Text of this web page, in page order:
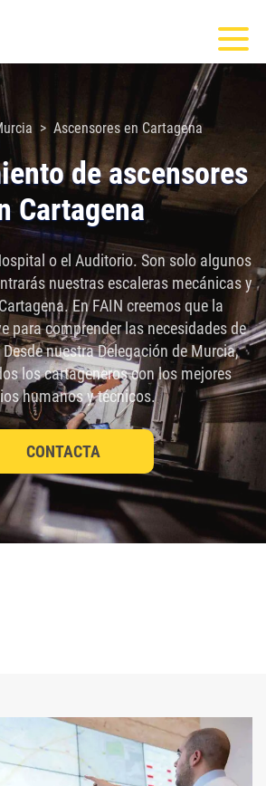
Ascensores en Cartagena
de ascensores
Cartagena
o el Auditorio. Son solo algunos
nuestras escaleras mecánicas y
En FAIN creemos que la
para comprender las necesidades de
nuestra Delegación de Murcia,
los cartageneros con los mejores
humanos y técnicos.
CONTACTA